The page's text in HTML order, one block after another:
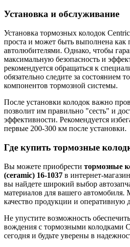
Установка и обслуживание
Установка тормозных колодок
проста и может быть выполнена как
автолюбителями. Однако, чтобы
максимальную безопасность и
рекомендуется обращаться к
обязательно следите за состоянием
компонентов тормозной системы.
После установки колодок важно
позволит им правильно "сесть" и
эффективности. Рекомендуется
первые 200-300 км после установки.
Где купить тормозные
Вы можете приобрести тормозные
(ceramic) 16-1037 в интернет-
вы найдете широкий выбор
материалов для вашего
качество продукции и оперативную
Не упустите возможность
вождения с тормозными колодками
сегодня и будьте уверены в